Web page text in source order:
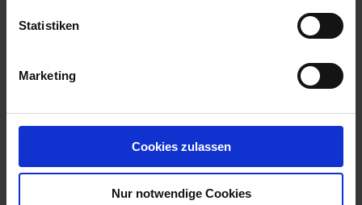
Statistiken
Marketing
Cookies zulassen
Nur notwendige Cookies
Artikel-Nr.: 7003541-01